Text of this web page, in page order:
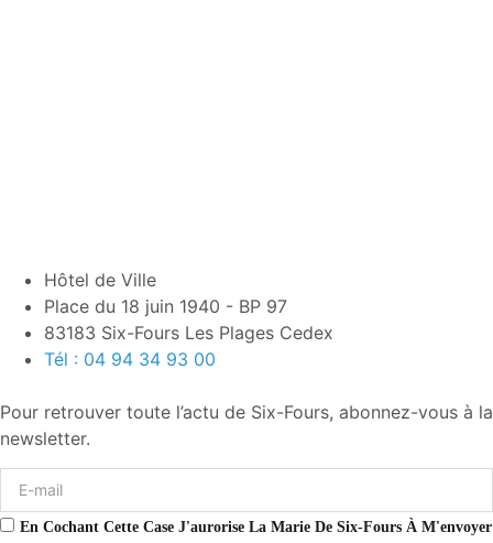
Hôtel de Ville
Place du 18 juin 1940 - BP 97
83183 Six-Fours Les Plages Cedex
Tél : 04 94 34 93 00
Pour retrouver toute l’actu de Six-Fours, abonnez-vous à la
newsletter.
En Cochant Cette Case J'aurorise La Marie De Six-Fours À M'envoyer